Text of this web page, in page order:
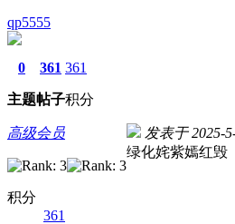
qp5555
0
主题
361
帖子
361
积分
高级会员
积分
361
发表于 2025-
绿化姹紫嫣红毁